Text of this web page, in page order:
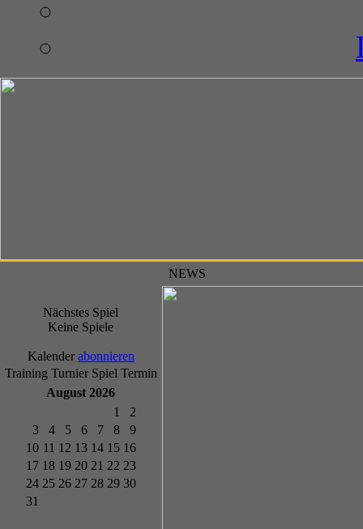
Nächstes Spiel
Keine Spiele
Kalender abonnieren
Training Turnier Spiel Termin
August 2026
1
2
3
4 5 6 7 8
9
10 11 12 13 14 15 16
17 18 19 20 21 22 23
24 25 26 27 28 29 30
31
NEWS